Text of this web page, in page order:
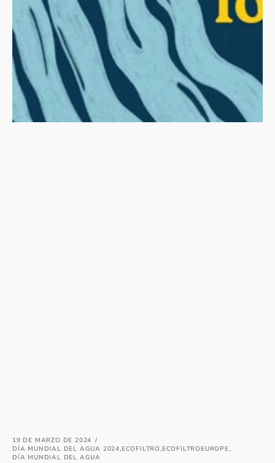
19 DE MARZO DE 2024
DÍA MUNDIAL DEL AGUA 2024,ECOFILTRO,ECOFILTROEUROPE,
DÍA MUNDIAL DEL AGUA